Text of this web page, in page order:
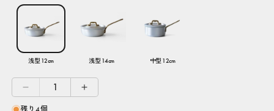
浅型 12cm 浅型 14cm 中型 12cm
OTTINETTI
ミ
OTTINETTI
残り4個